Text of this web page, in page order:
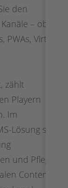
den
– ob
Virtual
zählt
Playern
Im
Lösung sind
und Pflegen
Content